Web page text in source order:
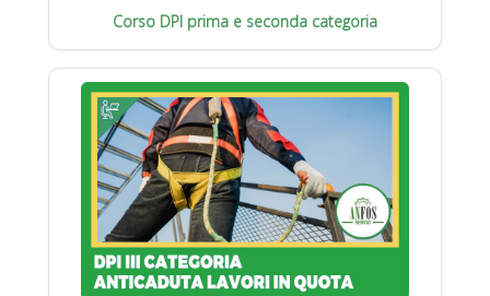
Corso DPI prima e seconda categoria